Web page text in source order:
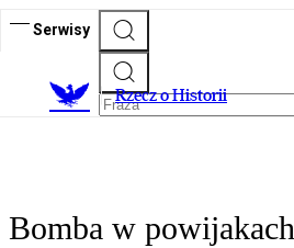
Serwisy
Rzecz o Historii
Bomba w powijakach